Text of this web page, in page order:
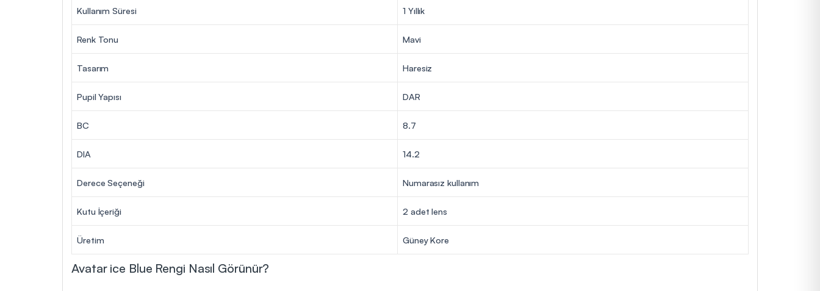
Kullanım Süresi 1 Yıllık
Renk Tonu Mavi
Tasarım Haresiz
Pupil Yapısı DAR
BC 8.7
DIA 14.2
Derece Seçeneği Numarasız kullanım
Kutu İçeriği 2 adet lens
Üretim Güney Kore
Avatar ice Blue Rengi Nasıl Görünür?